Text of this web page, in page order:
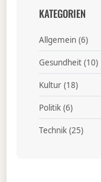
KATEGORIEN
Allgemein(6)
Gesundheit(10)
Kultur(18)
Politik(6)
Technik(25)